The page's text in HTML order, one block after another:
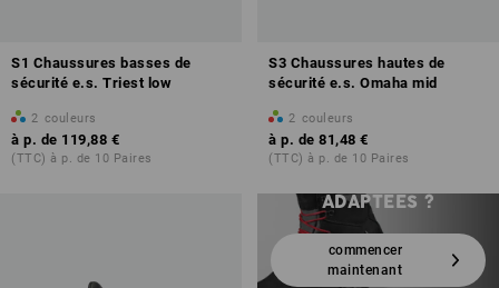
S1 Chaussures basses de
sécurité e.s. Triest low
2 couleurs
à p. de 119,88 €
(TTC) à p. de 10 Paires
S3 Chaussures hautes de
sécurité e.s. Omaha mid
2 couleurs
à p. de 81,48 €
(TTC) à p. de 10 Paires
VOUS N’AVEZ PAS
ENCORE TROUVÉ LES
ADAPTÉES ?
commencer
maintenant